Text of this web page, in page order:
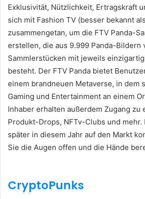
Exklusivität, Nützlichkeit, Ertragskraft
sich mit Fashion TV (besser bekannt
zusammengetan, um die FTV Panda-
erstellen, die aus 9.999 Panda-Bildern
Sammlerstücken mit jeweils
besteht. Der FTV Panda bietet
einem brandneuen Metaverse, in dem
Gaming und Entertainment an einem
Inhaber erhalten außerdem Zugang zu
Produkt-Drops, NFTv-Clubs und mehr.
später in diesem Jahr auf den Markt
Sie die Augen offen und die Hände
CryptoPunks